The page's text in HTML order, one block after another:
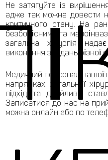
Не затягуйте із
адже так можна довести
критичного стану. На
безболісними та
загальна хірургія
виконання завдань різної
Медичний персонал нашої
напрямках загальної
підхід та дбайливе
Записатися до нас на
можна онлайн або по